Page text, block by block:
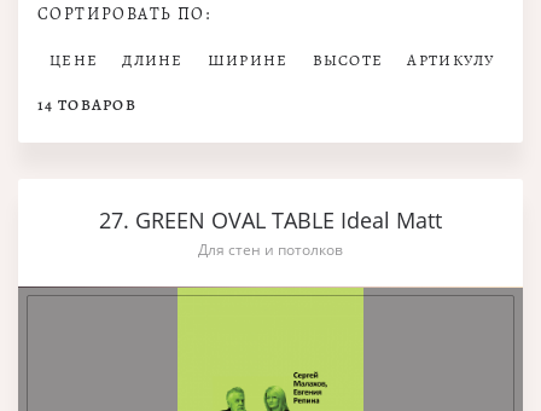
СОРТИРОВАТЬ ПО:
ЦЕНЕ ДЛИНЕ ШИРИНЕ ВЫСОТЕ АРТИКУЛУ
14 ТОВАРОВ
27. GREEN OVAL TABLE Ideal Matt
Для стен и потолков